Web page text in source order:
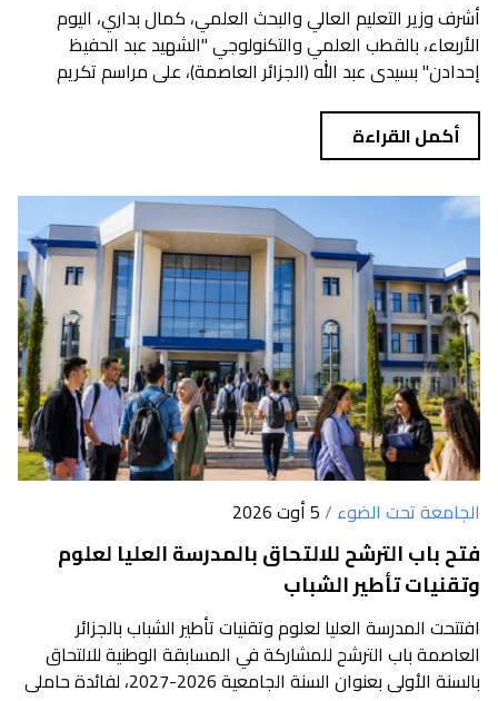
أشرف وزير التعليم العالي والبحث العلمي، كمال بداري، اليوم
الأربعاء، بالقطب العلمي والتكنولوجي "الشهيد عبد الحفيظ
إحدادن" بسيدي عبد الله (الجزائر العاصمة)، على مراسم تكريم
أكمل القراءة
الجامعة تحت الضوء /5 أوت 2026
فتح باب الترشح للالتحاق بالمدرسة العليا لعلوم
وتقنيات تأطير الشباب
افتتحت المدرسة العليا لعلوم وتقنيات تأطير الشباب بالجزائر
العاصمة باب الترشح للمشاركة في المسابقة الوطنية للالتحاق
بالسنة الأولى بعنوان السنة الجامعية 2026-2027، لفائدة حاملي